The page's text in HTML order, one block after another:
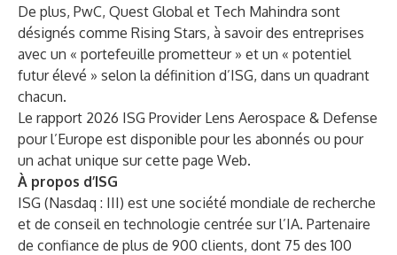
De plus, PwC, Quest Global et Tech Mahindra sont
désignés comme Rising Stars, à savoir des entreprises
avec un « portefeuille prometteur » et un « potentiel
futur élevé » selon la définition d’ISG, dans un quadrant
chacun.
Le rapport 2026 ISG Provider Lens Aerospace & Defense
pour l’Europe est disponible pour les abonnés ou pour
un achat unique sur cette page Web.
À propos d’ISG
ISG (Nasdaq : III) est une société mondiale de recherche
et de conseil en technologie centrée sur l’IA. Partenaire
de confiance de plus de 900 clients, dont 75 des 100